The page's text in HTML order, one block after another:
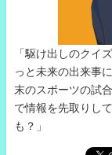
「駆け出しのクイ
っと未来の出来事
末のスポーツの試
で情報を先取りし
も？」